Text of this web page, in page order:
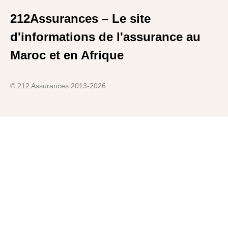
212Assurances – Le site
d'informations de l'assurance au
Maroc et en Afrique
© 212 Assurances 2013-2026